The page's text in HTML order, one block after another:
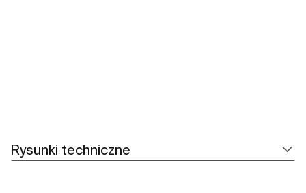
Rysunki techniczne